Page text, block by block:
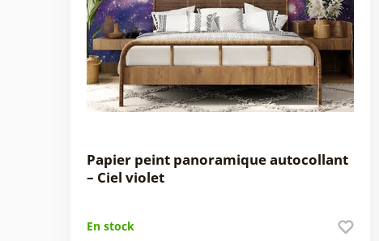
Papier peint panoramique autocollant
– Ciel violet
En stock